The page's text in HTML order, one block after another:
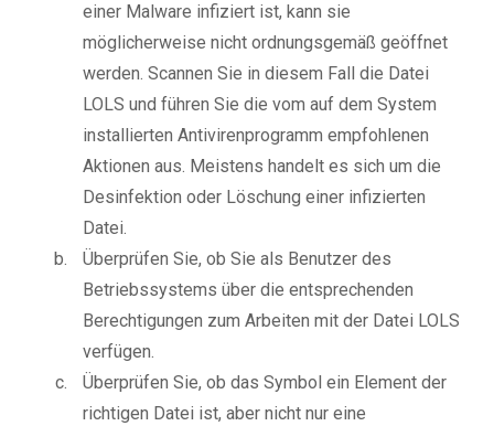
einer Malware infiziert ist, kann sie
möglicherweise nicht ordnungsgemäß geöffnet
werden. Scannen Sie in diesem Fall die Datei
LOLS und führen Sie die vom auf dem System
installierten Antivirenprogramm empfohlenen
Aktionen aus. Meistens handelt es sich um die
Desinfektion oder Löschung einer infizierten
Datei.
Überprüfen Sie, ob Sie als Benutzer des
Betriebssystems über die entsprechenden
Berechtigungen zum Arbeiten mit der Datei LOLS
verfügen.
Überprüfen Sie, ob das Symbol ein Element der
richtigen Datei ist, aber nicht nur eine